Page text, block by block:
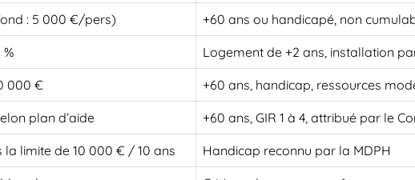
: 5 000 €/pers) +60 ans ou handicapé, non
% Logement de +2 ans, installation
000 € +60 ans, handicap, ressources
plan d’aide +60 ans, GIR 1 à 4, attribué par le
la limite de 10 000 € / 10 ans Handicap reconnu par la MDPH